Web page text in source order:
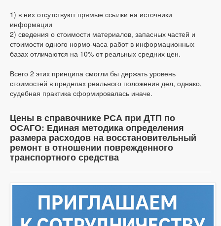
1) в них отсутствуют прямые ссылки на источники
информации
2) сведения о стоимости материалов, запасных частей и
стоимости одного нормо-часа работ в информационных
базах отличаются на 10% от реальных средних цен.
Всего 2 этих принципа смогли бы держать уровень
стоимостей в пределах реального положения дел, однако,
судебная практика сформировалась иначе.
Цены в справочнике РСА при ДТП по
ОСАГО: Единая методика определения
размера расходов на восстановительный
ремонт в отношении поврежденного
транспортного средства